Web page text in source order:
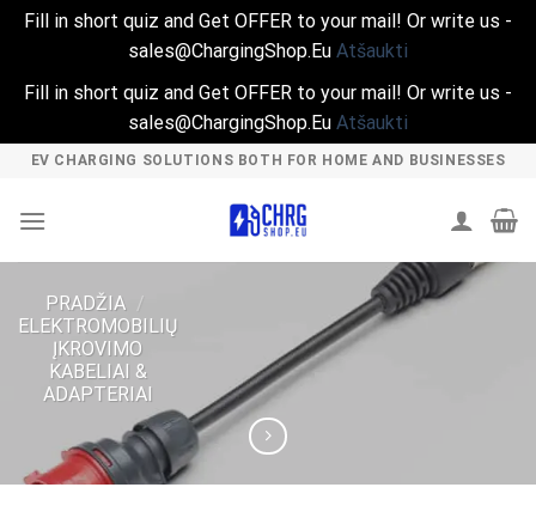
Fill in short quiz and Get OFFER to your mail! Or write us -
sales@ChargingShop.Eu Atšaukti
Fill in short quiz and Get OFFER to your mail! Or write us -
sales@ChargingShop.Eu Atšaukti
Skip
content
EV CHARGING SOLUTIONS BOTH FOR HOME AND BUSINESSES
PRADŽIA /
ELEKTROMOBILIŲ
ĮKROVIMO
KABELIAI &
ADAPTERIAI